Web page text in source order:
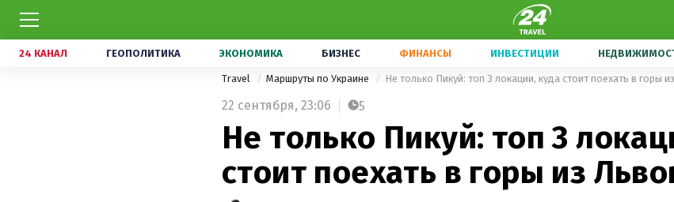
24 КАНАЛ ГЕОПОЛИТИКА ЭКОНОМИКА БИЗНЕС ФИНАНСЫ ИНВЕСТИЦИИ
Travel Маршруты по Украине Не только Пикуй: топ 3 локации, куда стоит поехать в горы
22 сентября, 23:06 5
Не только Пикуй: топ 3
стоит поехать в горы из